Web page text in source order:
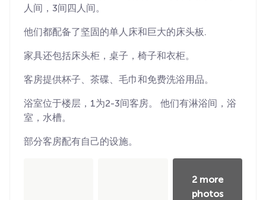
人间，3间四人间。
他们都配备了坚固的单人床和巨大的床头板.
家具还包括床头柜，桌子，椅子和衣柜。
客房提供杯子、茶碟、毛巾和免费洗浴用品。
浴室位于楼层，1为2-3间客房。 他们有淋浴间，浴
室，水槽。
部分客房配有自己的设施。
2 more
photos